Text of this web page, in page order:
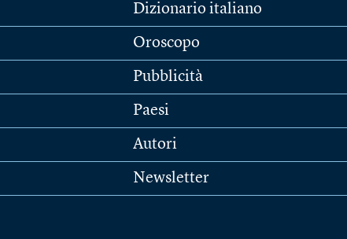
Dizionario italiano
Oroscopo
Pubblicità
Paesi
Autori
Newsletter